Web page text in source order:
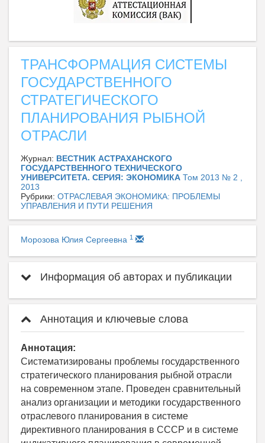
ТРАНСФОРМАЦИЯ СИСТЕМЫ
ГОСУДАРСТВЕННОГО
СТРАТЕГИЧЕСКОГО
ПЛАНИРОВАНИЯ РЫБНОЙ
ОТРАСЛИ
Журнал: ВЕСТНИК АСТРАХАНСКОГО
ГОСУДАРСТВЕННОГО ТЕХНИЧЕСКОГО
УНИВЕРСИТЕТА. СЕРИЯ: ЭКОНОМИКА Том 2013 № 2 ,
2013
Рубрики: ОТРАСЛЕВАЯ ЭКОНОМИКА: ПРОБЛЕМЫ
УПРАВЛЕНИЯ И ПУТИ РЕШЕНИЯ
Морозова Юлия Сергеевна 1
Информация об авторах и публикации
Аннотация и ключевые слова
Аннотация:
Систематизированы проблемы государственного
стратегического планирования рыбной отрасли
на современном этапе. Проведен сравнительный
анализ организации и методики государственного
отраслевого планирования в системе
директивного планирования в СССР и в системе